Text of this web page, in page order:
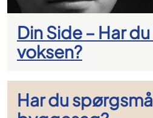
Din Side – Har
voksen?
Har du